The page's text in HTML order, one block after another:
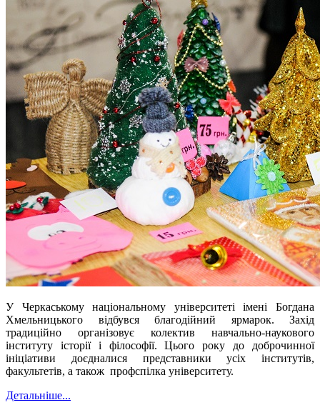
У Черкаському національному університеті імені Богдана
Хмельницького відбувся благодійний ярмарок. Захід
традиційно організовує колектив навчально-наукового
інституту історії і філософії. Цього року до доброчинної
ініціативи доєдналися представники усіх інститутів,
факультетів, а також профспілка університету.
Детальніше...